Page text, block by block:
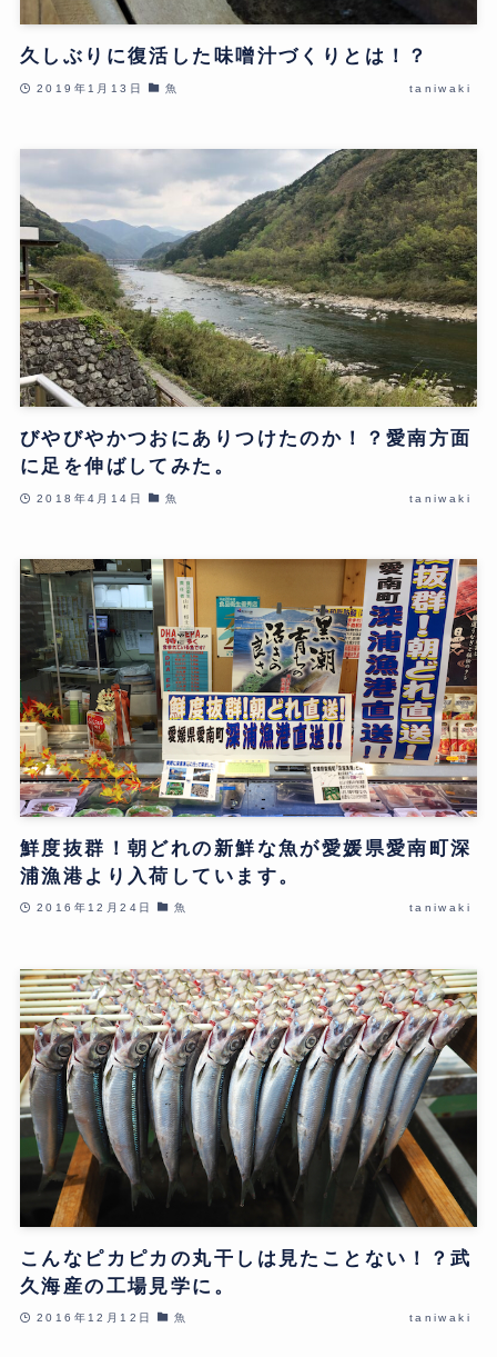
久しぶりに復活した味噌汁づくりとは！？
2019年1月13日 魚 taniwaki
びやびやかつおにありつけたのか！？愛南方面
に足を伸ばしてみた。
2018年4月14日 魚 taniwaki
鮮度抜群！朝どれの新鮮な魚が愛媛県愛南町深
浦漁港より入荷しています。
2016年12月24日 魚 taniwaki
こんなピカピカの丸干しは見たことない！？武
久海産の工場見学に。
2016年12月12日 魚 taniwaki